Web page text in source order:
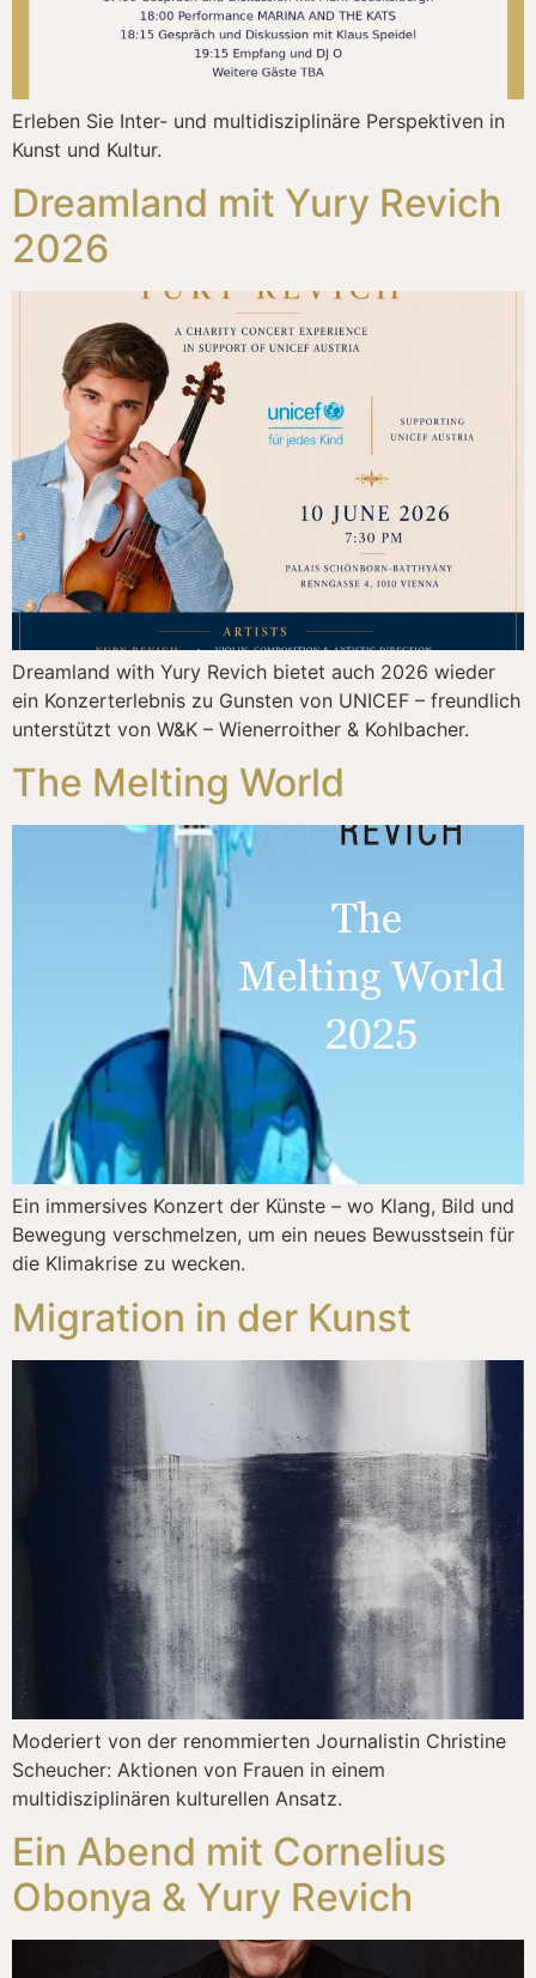
Erleben Sie Inter- und multidisziplinäre Perspektiven in
Kunst und Kultur.
Dreamland mit Yury Revich
2026
Dreamland with Yury Revich bietet auch 2026 wieder
ein Konzerterlebnis zu Gunsten von UNICEF – freundlich
unterstützt von W&K – Wienerroither & Kohlbacher.
The Melting World
Ein immersives Konzert der Künste – wo Klang, Bild und
Bewegung verschmelzen, um ein neues Bewusstsein für
die Klimakrise zu wecken.
Migration in der Kunst
Moderiert von der renommierten Journalistin Christine
Scheucher: Aktionen von Frauen in einem
multidisziplinären kulturellen Ansatz.
Ein Abend mit Cornelius
Obonya & Yury Revich